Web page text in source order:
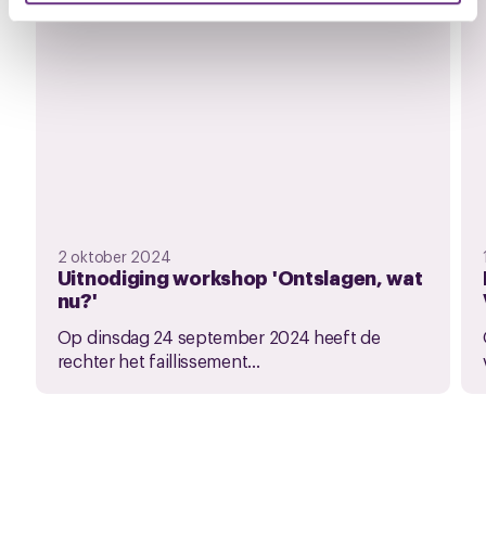
U kunt uw toestemming op elk moment wijzigen of
2 oktober 2024
Uitnodiging workshop 'Ontslagen, wat
nu?'
Op dinsdag 24 september 2024 heeft de
rechter het faillissement...